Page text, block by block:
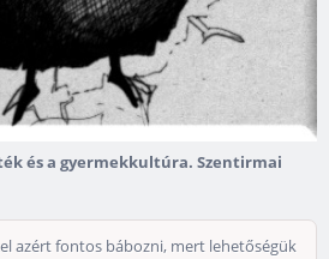
és a gyermekkultúra. Szentirmai
azért fontos bábozni, mert lehetőségük